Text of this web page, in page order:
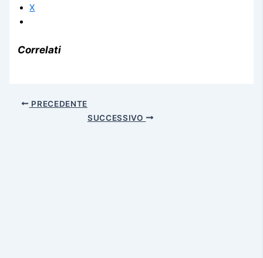
X
Correlati
PRECEDENTE
SUCCESSIVO